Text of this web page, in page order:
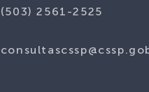
(503) 2561-2525